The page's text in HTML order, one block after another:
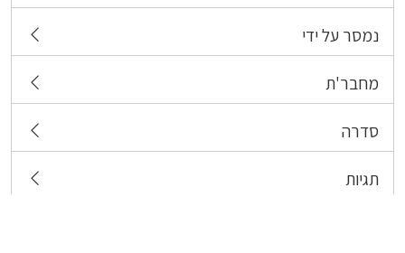
נמסר על ידי
מחבר'ת
סדרה
תגיות